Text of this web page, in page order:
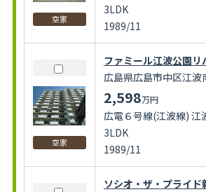
空家
3LDK
1989/11
空家
ファミール江波公園
広島県広島市中区江
2,598万円
広電６号線(江波線) 江
3LDK
1989/11
ソシオ・ザ・プライド